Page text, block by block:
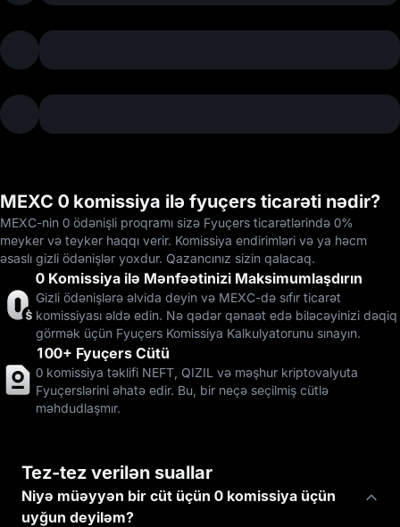
MEXC 0 komissiya ilə fyuçers ticarəti nədir?
MEXC-nin 0 ödənişli proqramı sizə Fyuçers ticarətlərində 0%
meyker və teyker haqqı verir. Komissiya endirimləri və ya həcm
əsaslı gizli ödənişlər yoxdur. Qazancınız sizin qalacaq.
0 Komissiya ilə Mənfəətinizi Maksimumlaşdırın
Gizli ödənişlərə əlvida deyin və MEXC-də sıfır ticarət
komissiyası əldə edin. Nə qədər qənaət edə biləcəyinizi dəqiq
görmək üçün Fyuçers Komissiya Kalkulyatorunu sınayın.
100+ Fyuçers Cütü
0 komissiya təklifi NEFT, QIZIL və məşhur kriptovalyuta
Fyuçerslərini əhatə edir. Bu, bir neçə seçilmiş cütlə
məhdudlaşmır.
Tez-tez verilən suallar
Niyə müəyyən bir cüt üçün 0 komissiya üçün
uyğun deyiləm?